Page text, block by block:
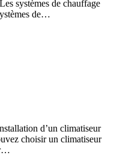
systèmes de chauffage
de…
d’un climatiseur
choisir un climatiseur